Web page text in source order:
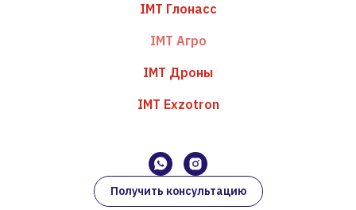
IMT Глонасс
IMT Агро
IMT Дроны
IMT Exzotron
Получить консультацию